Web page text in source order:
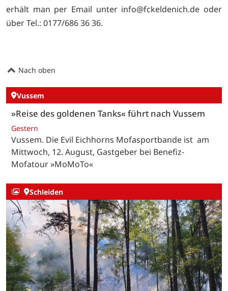
erhält man per Email unter info@fckeldenich.de oder
über Tel.: 0177/686 36 36.
Nach oben
Vussem
»Reise des goldenen Tanks« führt nach Vussem
Gestern
Vussem. Die Evil Eichhorns Mofasportbande ist am
Mittwoch, 12. August, Gastgeber bei Benefiz-
Mofatour »MoMoTo«
Schleiden